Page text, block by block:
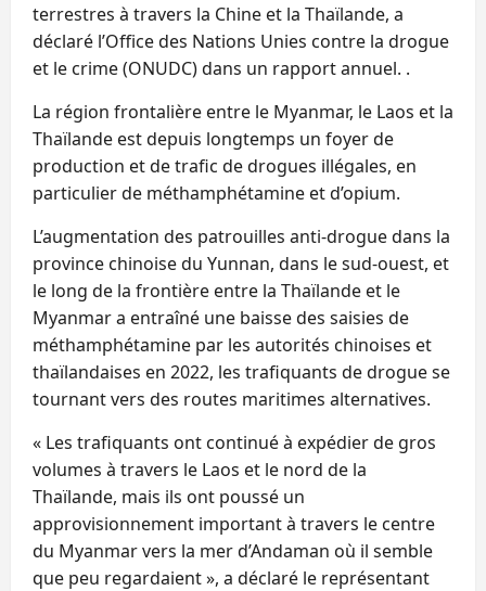
terrestres à travers la Chine et la Thaïlande, a
déclaré l’Office des Nations Unies contre la drogue
et le crime (ONUDC) dans un rapport annuel. .
La région frontalière entre le Myanmar, le Laos et la
Thaïlande est depuis longtemps un foyer de
production et de trafic de drogues illégales, en
particulier de méthamphétamine et d’opium.
L’augmentation des patrouilles anti-drogue dans la
province chinoise du Yunnan, dans le sud-ouest, et
le long de la frontière entre la Thaïlande et le
Myanmar a entraîné une baisse des saisies de
méthamphétamine par les autorités chinoises et
thaïlandaises en 2022, les trafiquants de drogue se
tournant vers des routes maritimes alternatives.
« Les trafiquants ont continué à expédier de gros
volumes à travers le Laos et le nord de la
Thaïlande, mais ils ont poussé un
approvisionnement important à travers le centre
du Myanmar vers la mer d’Andaman où il semble
que peu regardaient », a déclaré le représentant